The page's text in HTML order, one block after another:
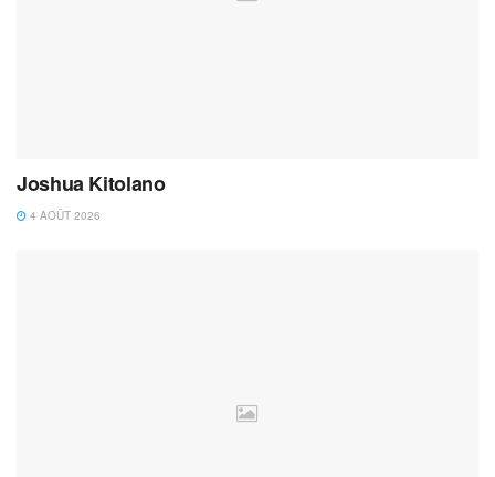
Joshua Kitolano
4 AOÛT 2026